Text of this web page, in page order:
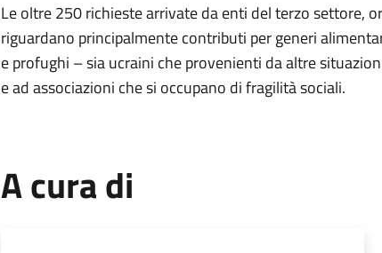
Le oltre 250 richieste arrivate da enti del terzo settore,
riguardano principalmente contributi per generi
e profughi – sia ucraini che provenienti da altre
e ad associazioni che si occupano di fragilità sociali.
A cura di